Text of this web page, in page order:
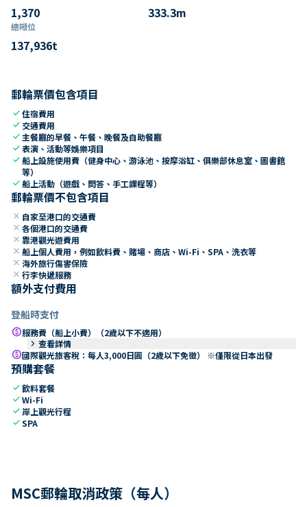
1,370 333.3m
總噸位
137,936t
郵輪票價包含項目
check住宿費用
check 交通費用
check 主餐廳的早餐、午餐、晚餐及自助餐廳
check表演、活動等娛樂項目
check船上設施使用費（健身中心、游泳池、按摩浴缸、俱樂部休息室、圖書館
等）
check船上活動（遊戲、問答、手工課程等）
郵輪票價不包含項目
close 自家至港口的交通費
close 各個港口的交通費
close 靠港觀光遊費用
close 船上個人費用，例如飲料費、賭場、商店、Wi-Fi、SPA、洗衣等
close 海外旅行傷害保險
close 行李快遞服務
額外支付費用
登船時支付
paid服務費（船上小費）（2歲以下不適用）
keyboard_arrow_right 查看詳情
paid國際觀光旅客稅：每人3,000日圓（2歲以下免徵） ※僅限從日本出發
預購套餐
check飲料套餐
checkWi-Fi
check 岸上觀光行程
checkSPA
MSC郵輪取消政策（每人）